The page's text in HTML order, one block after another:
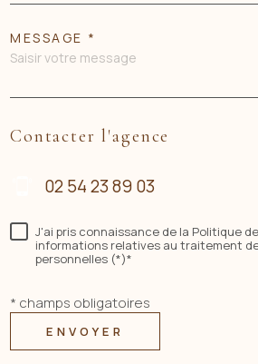
MESSAGE *
Contacter l'agence
02 54 23 89 03
J'ai pris connaissance de la Politique
informations relatives au traitement
personnelles (*)*
* champs obligatoires
ENVOYER